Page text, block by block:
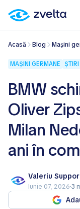
Acasă Blog Mașini
MAȘINI GERMANE ȘTIRI
BMW
Oliver
Milan
ani în
Valeriu
Iunie 07, 2026 3